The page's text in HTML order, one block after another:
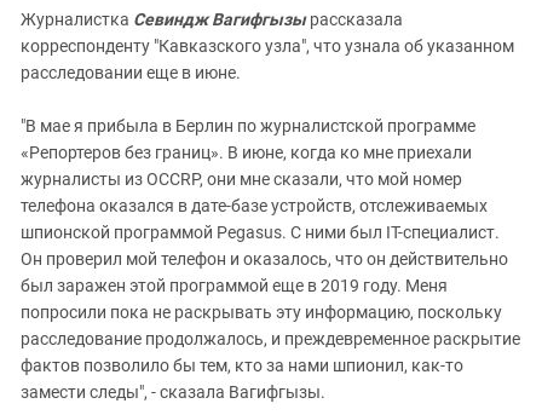
Журналистка Севиндж Вагифгызырассказала
корреспонденту "Кавказского узла", что узнала об указанном
расследовании еще в июне.
"В мае я прибыла в Берлин по журналистской программе
«Репортеров без границ». В июне, когда ко мне приехали
журналисты из OCCRP, они мне сказали, что мой номер
телефона оказался в дате-базе устройств, отслеживаемых
шпионской программой Pegasus. C ними был IT-специалист.
Он проверил мой телефон и оказалось, что он действительно
был заражен этой программой еще в 2019 году. Меня
попросили пока не раскрывать эту информацию, поскольку
расследование продолжалось, и преждевременное раскрытие
фактов позволило бы тем, кто за нами шпионил, как-то
замести следы", - сказала Вагифгызы.